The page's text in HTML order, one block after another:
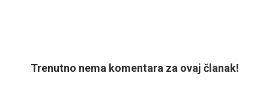
Trenutno nema komentara za ovaj članak!